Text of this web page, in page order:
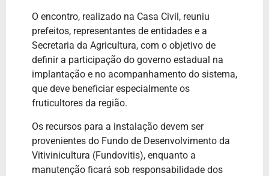
O encontro, realizado na Casa Civil, reuniu
prefeitos, representantes de entidades e a
Secretaria da Agricultura, com o objetivo de
definir a participação do governo estadual na
implantação e no acompanhamento do sistema,
que deve beneficiar especialmente os
fruticultores da região.
Os recursos para a instalação devem ser
provenientes do Fundo de Desenvolvimento da
Vitivinicultura (Fundovitis), enquanto a
manutenção ficará sob responsabilidade dos